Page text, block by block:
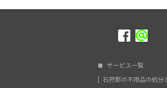
サービス一覧
石狩郡の不用品の処分